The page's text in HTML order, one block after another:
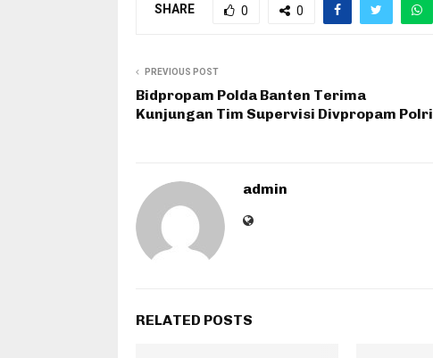
SHARE 0 0
PREVIOUS POST
Bidpropam Polda Banten Terima
Kunjungan Tim Supervisi Divpropam Polri
admin
RELATED POSTS